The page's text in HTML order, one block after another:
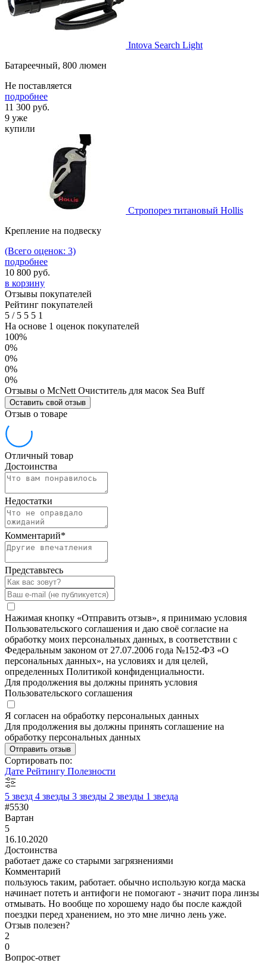
Intova Search Light
Батареечный, 800 люмен
Не поставляется
подробнее
11 300 руб.
9 уже
купили
Стропорез титановый Hollis
Крепление на подвеску
(Всего оценок: 3)
подробнее
10 800 руб.
в корзину
Отзывы покупателей
Рейтинг покупателей
5 /5 5 5 1
На основе 1 оценок покупателей
100%
0%
0%
0%
0%
Отзывы о McNett Очиститель для масок Sea Buff
Оставить свой отзыв
Отзыв о товаре
Отличный товар
Достоинства
Недостатки
Комментарий*
Представьтесь
Нажимая кнопку «Отправить отзыв», я принимаю условия
Пользовательского соглашения и даю своё согласие на
обработку моих персональных данных, в соответствии с
Федеральным законом от 27.07.2006 года №152-ФЗ «О
персональных данных», на условиях и для целей,
определенных Политикой конфиденциальности.
Для продолжения вы должны принять условия
Пользовательского соглашения
Я согласен на обработку персональных данных
Для продолжения вы должны принять соглашение на
обработку персональных данных
Отправить отзыв
Сортировать по:
Дате Рейтингу Полезности
5 звезд 4 звезды 3 звезды 2 звезды 1 звезда
#5530
Вартан
5
16.10.2020
Достоинства
работает даже со старыми загрязнениями
Комментарий
пользуюсь таким, работает. обычно использую когда маска
начинает потеть и антифоги не помогают - значит пора линзы
отмывать. Но вообще по хорошему надо бы после каждой
поездки перед хранением, но это мне лично лень уже.
Отзыв полезен?
2
0
Вопрос-ответ